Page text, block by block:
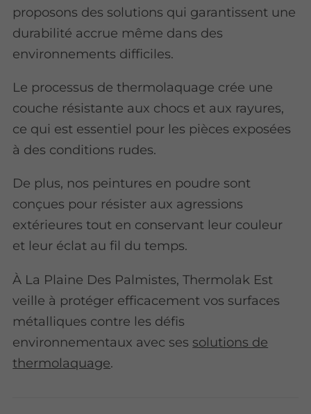
proposons des solutions qui garantissent une
durabilité accrue même dans des
environnements difficiles.
Le processus de thermolaquage crée une
couche résistante aux chocs et aux rayures,
ce qui est essentiel pour les pièces exposées
à des conditions rudes.
De plus, nos peintures en poudre sont
conçues pour résister aux agressions
extérieures tout en conservant leur couleur
et leur éclat au fil du temps.
À La Plaine Des Palmistes, Thermolak Est
veille à protéger efficacement vos surfaces
métalliques contre les défis
environnementaux avec ses solutions de
thermolaquage.